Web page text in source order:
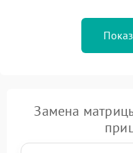
Замена